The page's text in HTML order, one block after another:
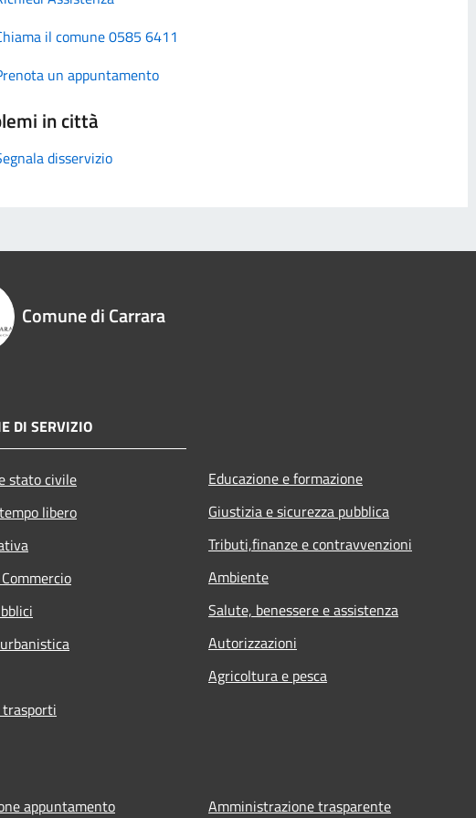
il comune 0585 6411
un appuntamento
in città
disservizio
Comune di Carrara
DI SERVIZIO
stato civile
libero
Educazione e formazione
Giustizia e sicurezza pubblica
Tributi,finanze e contravvenzioni
Ambiente
Salute, benessere e assistenza
Autorizzazioni
Agricoltura e pesca
appuntamento Amministrazione trasparente